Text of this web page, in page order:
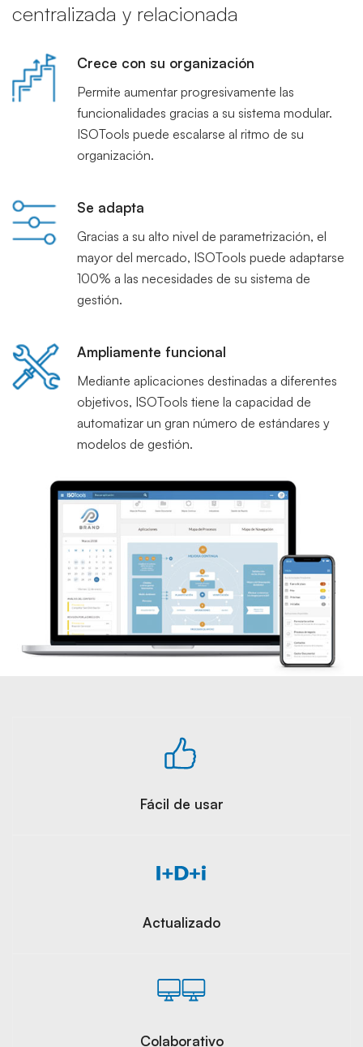
centralizada y relacionada
Crece con su organización
Permite aumentar progresivamente las
funcionalidades gracias a su sistema modular.
ISOTools puede escalarse al ritmo de su
organización.
Se adapta
Gracias a su alto nivel de parametrización, el
mayor del mercado, ISOTools puede adaptarse
100% a las necesidades de su sistema de
gestión.
Ampliamente funcional
Mediante aplicaciones destinadas a diferentes
objetivos, ISOTools tiene la capacidad de
automatizar un gran número de estándares y
modelos de gestión.
Fácil de usar
Actualizado
Colaborativo